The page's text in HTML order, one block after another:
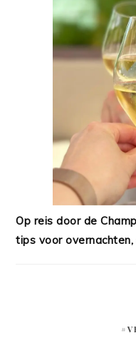
Op reis door de
tips voor